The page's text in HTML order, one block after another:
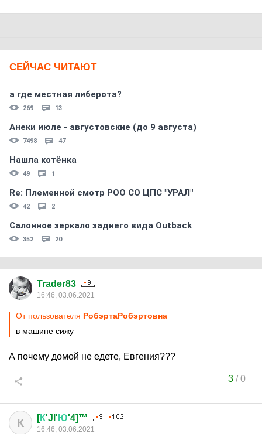
СЕЙЧАС ЧИТАЮТ
а где местная либерота?
269 13
Анеки июле - августовские (до 9 августа)
7498 47
Нашла котёнка
49 1
Re: Племеннoй смoтр РOO CO ЦПС "УРАЛ"
42 2
Салонное зеркало заднего вида Outback
352 20
Trader83
16:46, 03.06.2021
От пользователя PoбэртаPoбэртовна
в машине сижу
А почему домой не едете, Евгения???
3/0
К [К'Jl' Ю'4]™
16:46, 03.06.2021